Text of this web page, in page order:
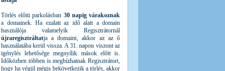
Törlés előtti parkolásban 30 napig várakoznak
a domainek. Ha ezalatt az idő alatt a domain
használója valamelyik Regisztrátornál
újraregisztráltatja a domaint, akkor az az ő
használatába kerül vissza. A 31. napon viszont az
igénylés lehetősége megnyílik mások előtt is.
Időközben többen is megbízhatnak Regisztrátort,
hogy ha végül mégis bekövetkezik a törlés, akkor